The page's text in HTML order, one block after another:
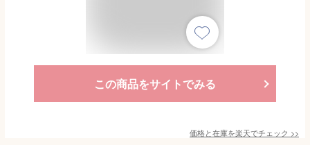
この商品をサイトでみる
価格と在庫を楽天でチェック >>